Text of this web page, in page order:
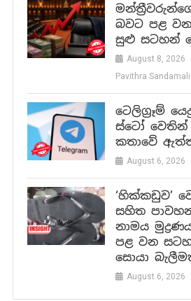
බවට පළ
සුළු සටහන්
August 8, 2026
Pavithra Sandamali
ටෙලිග්‍රෑම්
ස්ටෝ
කතාවේ
August 6, 2026
‘හික්කඩුව’
සහිත
නාමය
පළ වන
සොයා
August 6, 2026